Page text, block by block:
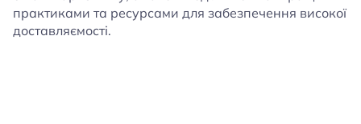
практиками та ресурсами для забезпечення високої
доставляємості.